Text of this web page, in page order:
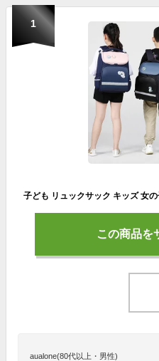
1
この商品を
aualone(80代以上・男性)